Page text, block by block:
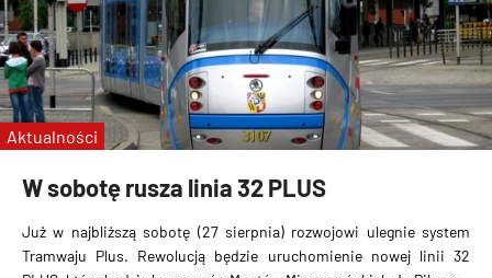
W sobotę rusza linia 32 PLUS
Już w najbliższą sobotę (27 sierpnia) rozwojowi ulegnie system
Tramwaju Plus. Rewolucją będzie uruchomienie nowej linii 32
Aktualności